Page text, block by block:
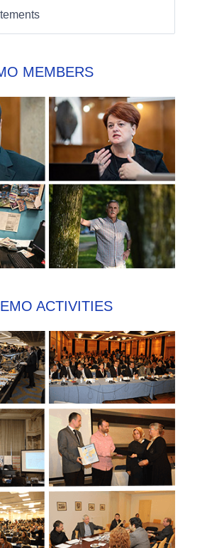
MEMBERS
ACTIVITIES